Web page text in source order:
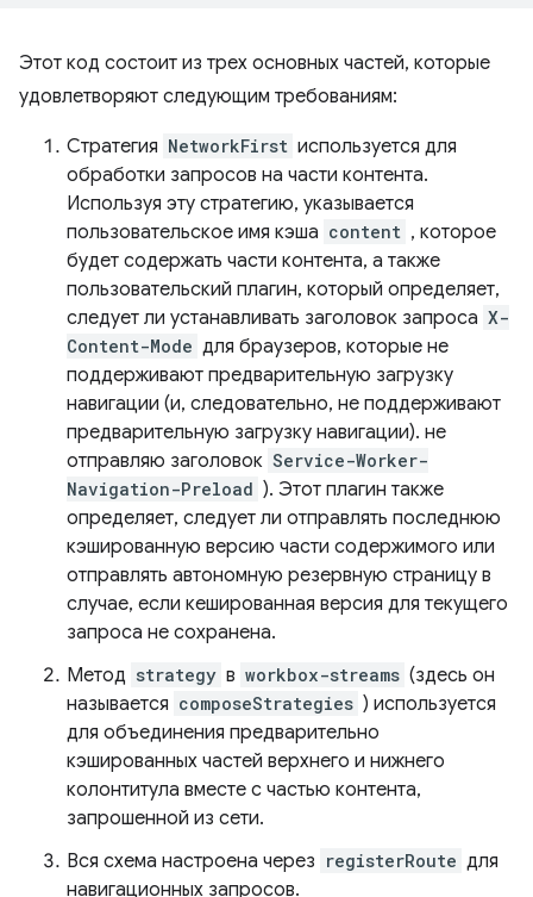
Этот код состоит из трех основных частей, которые
удовлетворяют следующим требованиям:
Стратегия NetworkFirst используется для
обработки запросов на части контента.
Используя эту стратегию, указывается
пользовательское имя кэша content , которое
будет содержать части контента, а также
пользовательский плагин, который определяет,
следует ли устанавливать заголовок запроса X-
Content-Mode для браузеров, которые не
поддерживают предварительную загрузку
навигации (и, следовательно, не поддерживают
предварительную загрузку навигации). не
отправляю заголовок Service-Worker-
Navigation-Preload ). Этот плагин также
определяет, следует ли отправлять последнюю
кэшированную версию части содержимого или
отправлять автономную резервную страницу в
случае, если кешированная версия для текущего
запроса не сохранена.
Метод strategy в workbox-streams (здесь он
называется composeStrategies ) используется
для объединения предварительно
кэшированных частей верхнего и нижнего
колонтитула вместе с частью контента,
запрошенной из сети.
Вся схема настроена через registerRoute для
навигационных запросов.